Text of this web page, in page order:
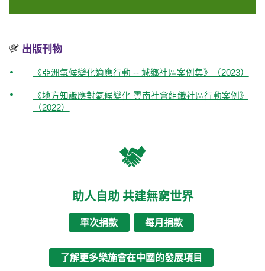
出版刊物
《亞洲氣候變化適應⾏動 -- 城鄉社區案例集》（2023）
《地方知識應對氣候變化 雲南社會組織社區行動案例》
（2022）
助人自助 共建無窮世界
單次捐款 每月捐款
了解更多樂施會在中國的發展項目